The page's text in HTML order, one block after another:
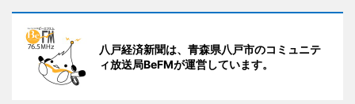
八戸経済新聞は、青森県八戸市のコミュニテ
ィ放送局BeFMが運営しています。